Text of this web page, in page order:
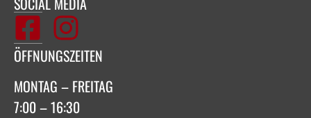
ÖFFNUNGSZEITEN
MONTAG – FREITAG
7:00 – 16:30